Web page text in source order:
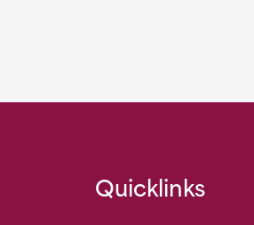
Quicklinks